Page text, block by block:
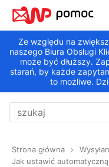
Ze względu na
naszego Biura Obsługi
może być dłuższy.
starań, by każde
to możliwe.
Strona główna
Jak ustawić